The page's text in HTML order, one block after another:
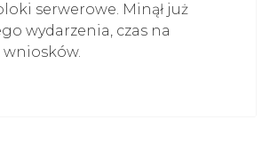
serwerowe. Minął już
wydarzenia, czas na